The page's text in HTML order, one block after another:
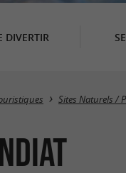
DIVERTIR
Sites Naturels /